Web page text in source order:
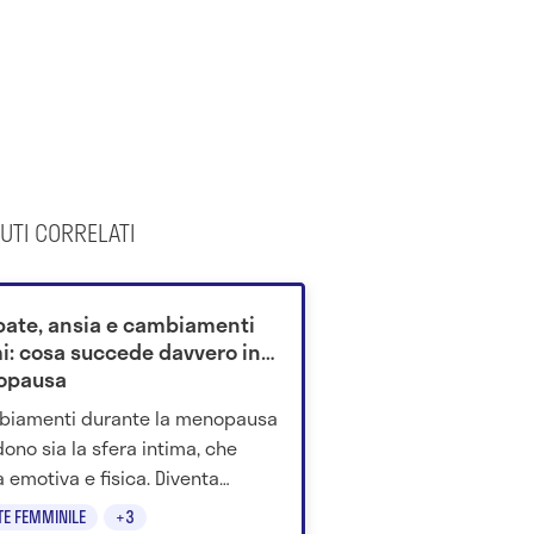
CORRELATI
FEMMINILE +3
ansia e cambiamenti
cosa succede davvero in
durante la menopausa
sia la sfera intima, che
emotiva e fisica. Diventa
sapere quali sono gli